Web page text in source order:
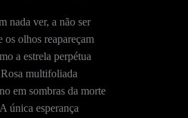
nada ver, a não ser
os olhos reapareçam
a estrela perpétua
Rosa multifoliada
em sombras da morte
A única esperança